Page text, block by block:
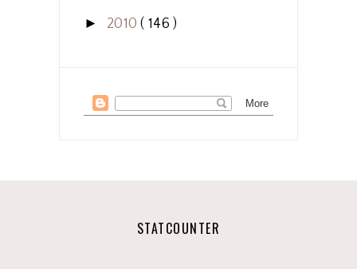
► 2010( 146 )
STATCOUNTER